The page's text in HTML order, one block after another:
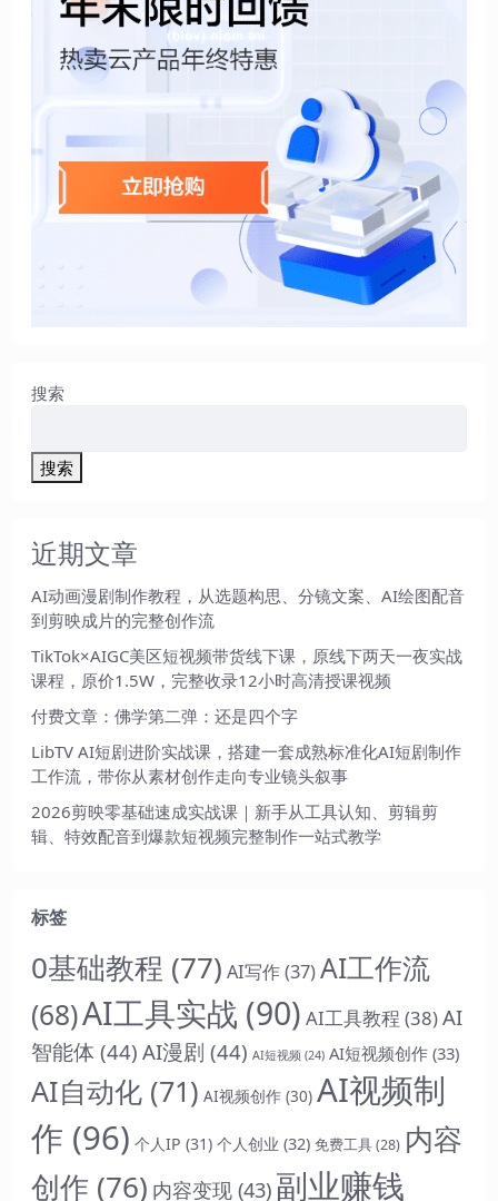
搜索
搜索
近期文章
AI动画漫剧制作教程，从选题构思、分镜文案、AI绘图配音
到剪映成片的完整创作流
TikTok×AIGC美区短视频带货线下课，原线下两天一夜实战
课程，原价1.5W，完整收录12小时高清授课视频
付费文章：佛学第二弹：还是四个字
LibTV AI短剧进阶实战课，搭建一套成熟标准化AI短剧制作
工作流，带你从素材创作走向专业镜头叙事
2026剪映零基础速成实战课｜新手从工具认知、剪辑剪
辑、特效配音到爆款短视频完整制作一站式教学
标签
0基础教程 (77) AI写作(37)AI工作流
(68)AI工具实战 (90) AI工具教程 (38)AI
智能体 (44) AI漫剧 (44) AI短视频 (24) AI短视频创作 (33)
AI自动化 (71) AI视频创作 (30) AI视频制
作 (96) 个人IP (31) 个人创业 (32) 免费工具(28) 内容
创作 (76) 内容变现 (43) 副业赚钱